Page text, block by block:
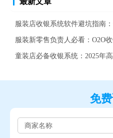
服装店收银系统软件避坑指南
服装新零售负责人必看：O2O收
童装店必备收银系统：2025年
免